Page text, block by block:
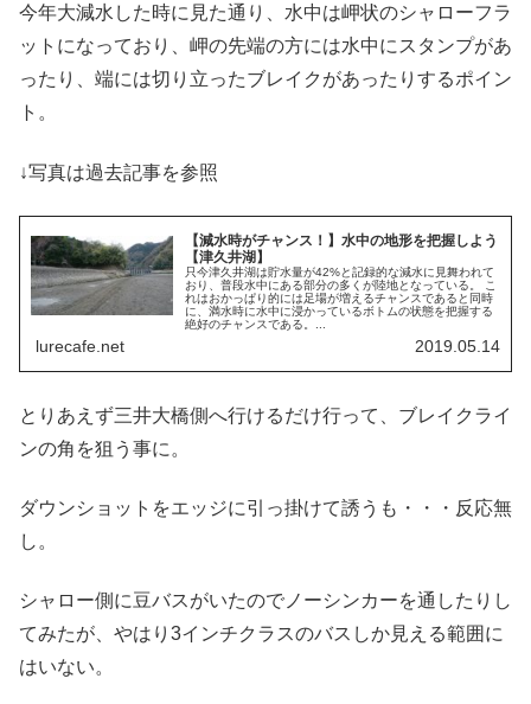
今年大減水した時に見た通り、水中は岬状のシャローフラ
ットになっており、岬の先端の方には水中にスタンプがあ
ったり、端には切り立ったブレイクがあったりするポイン
ト。
↓写真は過去記事を参照
【減水時がチャンス！】水中の地形を把握しよう
【津久井湖】
只今津久井湖は貯水量が42%と記録的な減水に見舞われて
おり、普段水中にある部分の多くが陸地となっている。 こ
れはおかっぱり的には足場が増えるチャンスであると同時
に、満水時に水中に浸かっているボトムの状態を把握する
絶好のチャンスである。...
lurecafe.net 2019.05.14
とりあえず三井大橋側へ行けるだけ行って、ブレイクライ
ンの角を狙う事に。
ダウンショットをエッジに引っ掛けて誘うも・・・反応無
し。
シャロー側に豆バスがいたのでノーシンカーを通したりし
てみたが、やはり3インチクラスのバスしか見える範囲に
はいない。